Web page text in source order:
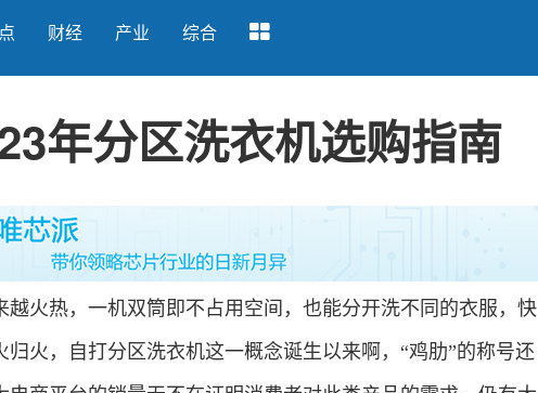
财经 产业 综合
年分区洗衣机选购指南
火热，一机双筒即不占用空间，也能分开洗不同的衣服，快
火，自打分区洗衣机这一概念诞生以来啊，“鸡肋”的称号还